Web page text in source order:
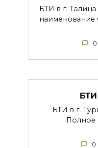
БТИ в г.
наименование
0
БТИ
БТИ в г.
Полное
0